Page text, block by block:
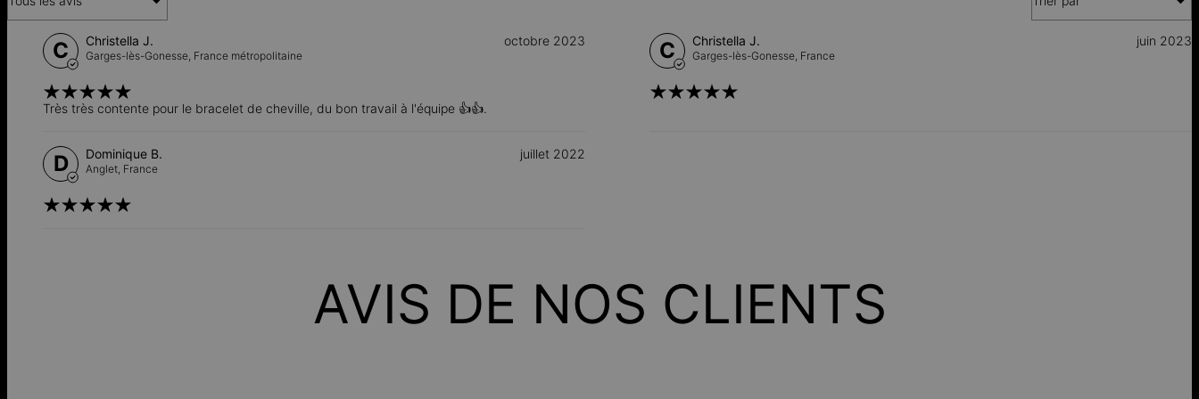
C Christella J.
Garges-lès-Gonesse, France métropolitaine
octobre 2023
Très très contente pour le bracelet de cheville, du bon travail à l'équipe 👍👍.
C Christella J.
Garges-lès-Gonesse, France
juin 2023
D Dominique B.
Anglet, France
juillet 2022
AVIS DE NOS CLIENTS